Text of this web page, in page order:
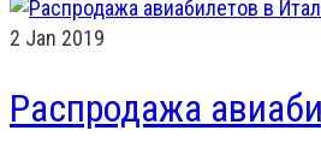
2 Jan 2019
Распродажа